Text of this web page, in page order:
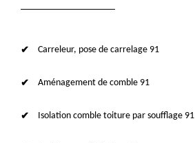
Carreleur, pose de carrelage 91
Aménagement de comble 91
Isolation comble toiture par soufflage 91